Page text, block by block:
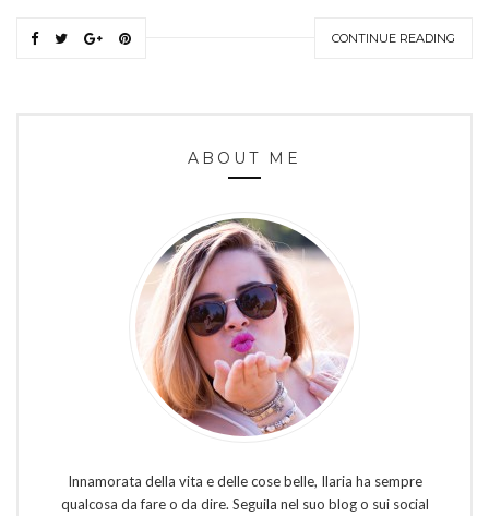
CONTINUE READING
ABOUT ME
Innamorata della vita e delle cose belle, Ilaria ha sempre
qualcosa da fare o da dire. Seguila nel suo blog o sui social